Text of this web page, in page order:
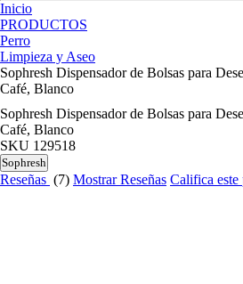
Inicio
PRODUCTOS
Perro
Limpieza y Aseo
Sophresh Dispensador de Bolsas para
Café, Blanco
Sophresh Dispensador de Bolsas para
Café, Blanco
SKU 129518
Sophresh
Reseñas (7) Mostrar Reseñas Califica este